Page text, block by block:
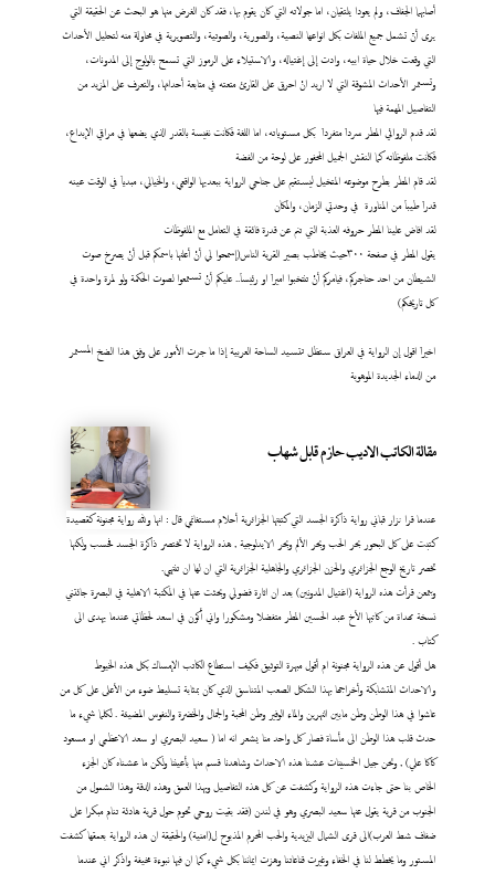
أصابهما الجفاف، ولم يعودا يلتقيان، اما جولاته التي كان يقوم بها، فقد كان الغرض منها هو البحث عن الحقيقة التي
يرى أنّ تشمل جميع الملفات بكل انواعها النصية، والصورية، والصوتية، والتصويرية في محاولة منه لتحليل الأحداث
التي وقعت خلال حياة ابيه، وادت إلى إغتياله، والاستيلاء على الرموز التي تسمح بالولوج إلى المدونات،
وتستمر الأحداث المشوقة التي لا اريد انْ احرق على القارئ متعته في متابعة أحداثها، والتعرف على المزيد من
التفاصيل المهمة فيها
لقد قدم الروائي المطر سرداَ متفرداَ بكل مستوياته، اما اللغة فكانت نفيسة بالقدر الذي يضعها في مراقي الإبداع،
فكانت ملفوظاته كما النقش الجميل المحفور على لوحة من الفضة
لقد قام المطر بطرح موضوعه المتخيل ليستقيم على جناحي الرواية ببعديها الواقعي، والخيالي، مبدياَ في الوقت عينه
قدراَ طيباَ من المناورة في وحدتي الزمان، والمكان
لقد افاض علينا المطر حروفه العذبة التي تنم عن قدرة فائقة في التعامل مع الملفوظات
يقول المطر في صفحة ٣٠٠حيث يخاطب بصير القرية الناس(إسمحوا لي أنْ أعلنها باسمكم قبل أنْ يصرخ صوت
الشيطان من احد حناجركم، فيامركم أنْ تنتخبوا اميراَ او رئيساَ.. عليكم أنْ تستمعوا لصوت الحكمة ولو لمرة واحدة في
كل تاريخكم)
اخيراَ اقول إن الرواية في العراق ستظل تتسيد الساحة العربية إذا ما جرت الأمور على وفق هذا الضخ المستمر
من الدماء الجديدة الموهوبة
مقالة الكاتب الاديب حازم قابل شهاب
عندما قرا نزار قباني رواية ذاكرة الجسد التي كتبتها الجزائرية أحلام مستغانمي قال : انها ولله رواية مجنونة كقصيدة
كتبت على كل البحور بحر الحب وبحر الألم وبحر الايدلوجية , هذه الرواية لا تختصر ذاكرة الجسد فحسب ولكنها
تخصر تاريخ الوجع الجزائري والحزن الجزائري والجاهلية الجزائرية التي ان لها ان تنتهي.
وبتمعن قرأت هذه الرواية (اغتيال المدونين) بعد ان اثارة فضولي وبحثت عنها في المكتبة الاهلية في البصرة جائتني
نسخة مهداة من كاتبها الأخ عبد الحسين المطر متفضلا ومشكورا واني أكون في اسعد لحظاتي عندما يهدى الى
كتاب.
هل أقول عن هذه الرواية مجنونة ام أقول مبهرة التوثيق فكيف استطاع الكاتب الإمساك بكل هذه الخيوط
والاحداث المتشابكة وأخراجها بهذا الشكل الصعب المتناسق الذي كان بمثابة تسليط ضوء من الأعلى على كل من
عاشوا في هذا الوطن وطن مابين النهرين والماء الوفير وطن المحبة والجمال والخضرة والنفوس المضيئة . لكلما شيء ما
حدث قلب هذا الوطن الى مأساة فصار كل واحد منا يشعر انه اما ( سعيد البصري او سعد الاعظمي او مسعود
كاكا علي) , ونحن جيل الخمسينات عشنا هذه الاحداث وشاهدنا قسم منها بأعيننا ولكن ما عشناه كان الجزء
الخاص بنا حتى جاءت هذه الرواية وكشفت عن كل هذه التفاصيل وبهذا العمق وهذه الدقة وهذا الشمول من
الجنوب من قرية يقول عنها سعيد البصري وهو في لندن (فقد بقيت روحي تحوم حول قرية هادئة تنام مبكرا على
ضفاف شط العرب)الى قرى الشمال اليزيدية والحب المحرم المذبوح ل(امنية) والحقيقة ان هذه الرواية بعمقها كشفت
المستور وما يخطط لنا في الخفاء وغيرت قناعاتنا وهزت ايماننا بكل شيء كما ان فيها نبوءة مخيفة واذكر اني عندما